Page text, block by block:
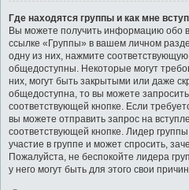
Где находятся группы и как мне
Вы можете получить информацию обо
ссылке «Группы» в вашем личном
одну из них, нажмите
общедоступны. Некоторые могут
них, могут быть закрытыми или даже
общедоступна, то вы можете
соответствующей кнопке. Если
вы можете отправить запрос на
соответствующей кнопке. Лидер
участие в группе и может спросить,
Пожалуйста, не беспокойте лидера
у него могут быть для этого свои